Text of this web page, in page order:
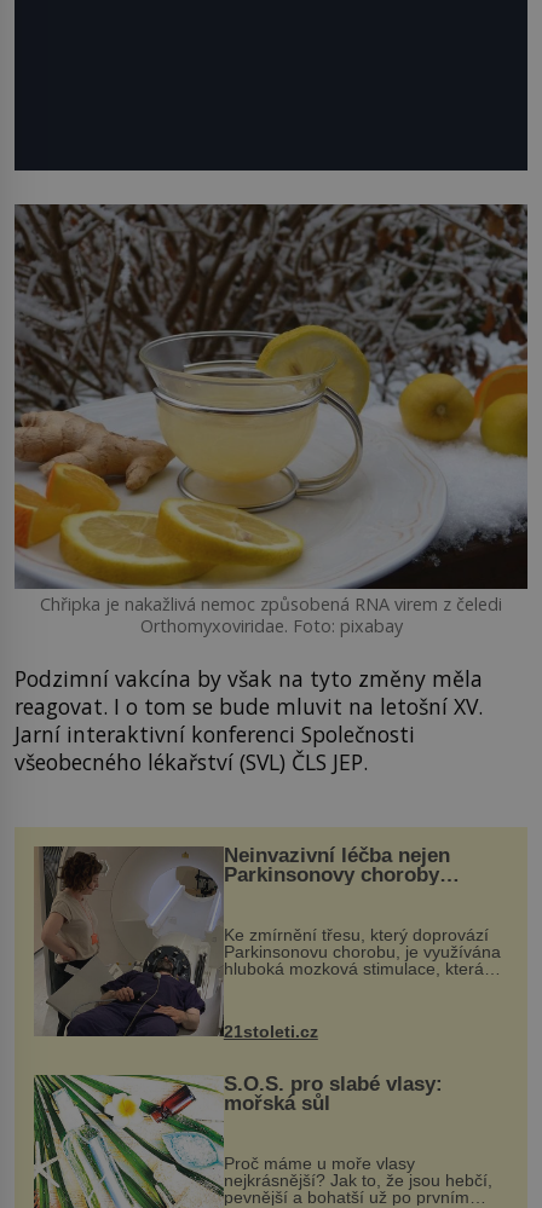
Chřipka je nakažlivá nemoc způsobená RNA virem z čeledi
Orthomyxoviridae. Foto: pixabay
Podzimní vakcína by však na tyto změny měla
reagovat. I o tom se bude mluvit na letošní XV.
Jarní interaktivní konferenci Společnosti
všeobecného lékařství (SVL) ČLS JEP.
Neinvazivní léčba nejen
Parkinsonovy choroby
Ke zmírnění třesu, který doprovází
Parkinsonovu chorobu, je využívána
hluboká mozková stimulace, která
však vyžaduje vysoce invazivní
k dostatečně přesnému zacílení ...
21stoleti.cz
S.O.S. pro slabé vlasy:
mořská sůl
Proč máme u moře vlasy
nejkrásnější? Jak to, že jsou hebčí,
pevnější a bohatší už po prvním